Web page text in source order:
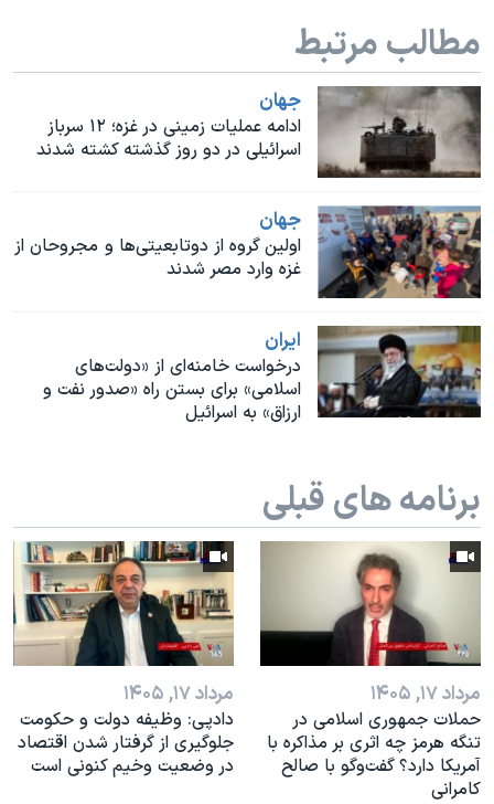
نرگس محمدی برنده جایزه نوبل صلح
همایش محافظه‌کاران آمریکا «سی‌پک»
صفحه‌های ویژه
سفر پرزیدنت ترامپ به چین
مطالب مرتبط
جهان
ادامه عملیات زمینی در غزه؛ ۱۲ سرباز
اسرائیلی در دو روز گذشته کشته شدند
جهان
اولین گروه از دوتابعیتی‌ها و مجروحان از
غزه وارد مصر شدند
ايران
درخواست خامنه‌ای از «دولت‌های
اسلامی» برای بستن راه «صدور نفت و
ارزاق» به اسرائیل
برنامه های قبلی
مرداد ۱۷, ۱۴۰۵
حملات جمهوری اسلامی در
تنگه هرمز چه اثری بر مذاکره با
آمریکا دارد؟ گفت‌وگو با صالح
کامرانی
مرداد ۱۷, ۱۴۰۵
دادپی: وظیفه دولت و حکومت
جلوگیری از گرفتار شدن اقتصاد
در وضعیت وخیم کنونی است